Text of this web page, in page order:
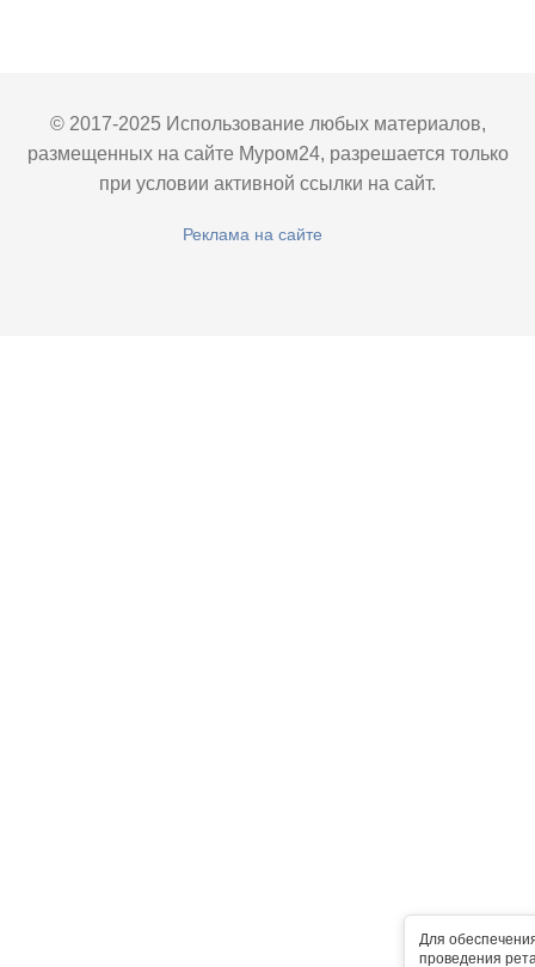
Для
проведения
© 2017-2025 Использование любых материалов,
размещенных на сайте Муром24, разрешается только
при условии активной ссылки на сайт.
Реклама на сайте